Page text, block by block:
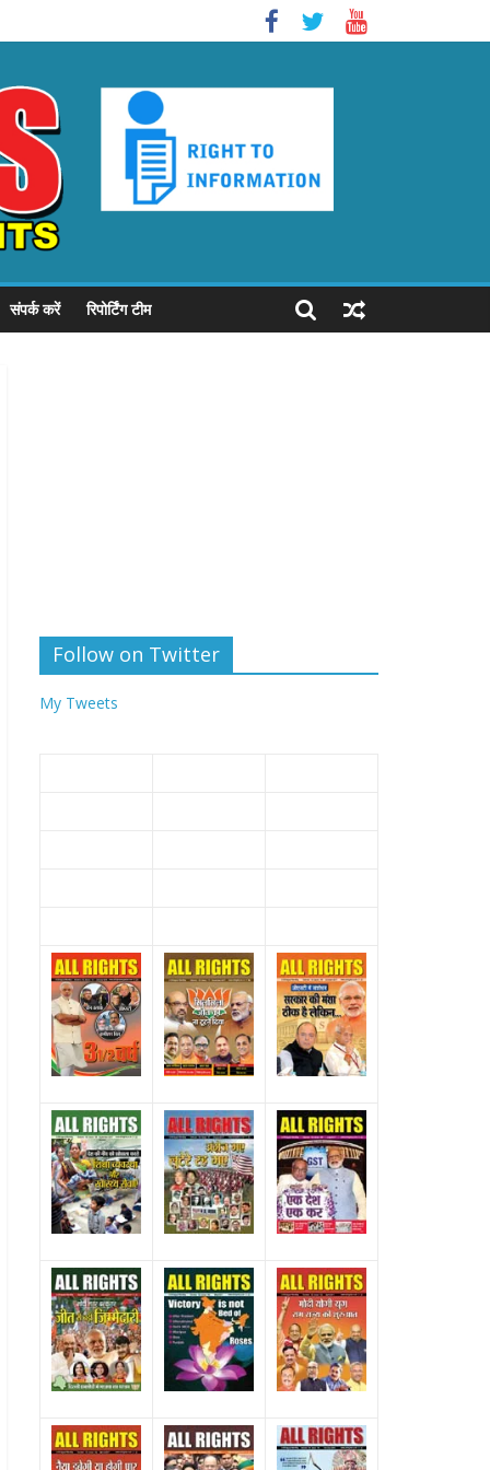
संपर्क करें रिपोर्टिंग टीम
Follow on Twitter
My Tweets